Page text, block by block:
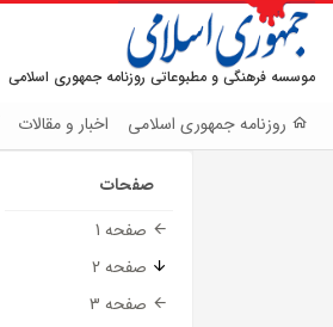
موسسه فرهنگی و مطبوعاتی روزنامه جمهوری اسلامی
روزنامه جمهوری اسلامی اخبار و مقالات
صفحات
صفحه 1
صفحه 2
صفحه 3